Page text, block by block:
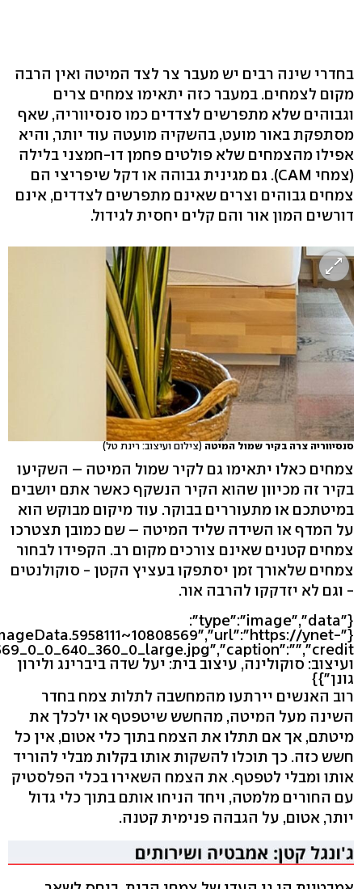
בחדרי שינה רבים יש מעבר צר לצד המיטה ואין הרבה
מקום לצמחים. במעבר כזה יתאימו צמחים צרים
וגבוהים שלא מתפרשים לצדדים כמו סנסיווריה, שאף
מסתפקת באור מועט, בהשקיה מועטה עוד יותר, והיא
אפילו מהצמחים שלא פולטים פחמן דו-חמצני בלילה
(צמחי CAM). גם מגינית גבוהה או דקל שיפריצי הם
צמחים גבוהים וצרים שאינם מתפרשים לצדדים, אינם
דורשים המון אור והם קלים יחסית לגידול.
סנסיווריה צרה בקיר שמול המיטה (צילום ועיצוב: רינת טל)
צמחים כאלו יתאימו גם לקיר שמול המיטה – השקיעו
בקיר זה מכיוון שהוא הקיר הנשקף כאשר אתם יושבים
במיטתכם או מתעוררים בבוקר. עוד מיקום מבוקש הוא
על המדף או השידה שליד המיטה – שם כמובן תצטרכו
צמחים קטנים שאינם צורכים מקום רב. הקפידו לבחור
צמחים שלאורך זמן יסתפקו בעציץ הקטן - סוקולנטים
- וגם לא יזדקקו להרבה אור.
{"type":"image","data":
ynet-
ועיצוב: סוקולינה, עיצוב בית: יעל שדה ביברינג ולירון
גונן"}}
רוב האנשים יירתעו מהמחשבה לתלות צמח בחדר
השינה מעל המיטה, מהחשש שיטפטף או ילכלך את
מיטתם, אך אם תתלו את הצמח בתוך כלי אטום, אין כל
חשש כזה. כך תוכלו להשקות אותו בקלות מבלי להוריד
אותו ומבלי לטפטף. את הצמח השאירו בכלי הפלסטיק
עם החורים מלמטה, ויחד הניחו אותם בתוך כלי גדול
יותר, אטום, על הגבהה פנימית קטנה.